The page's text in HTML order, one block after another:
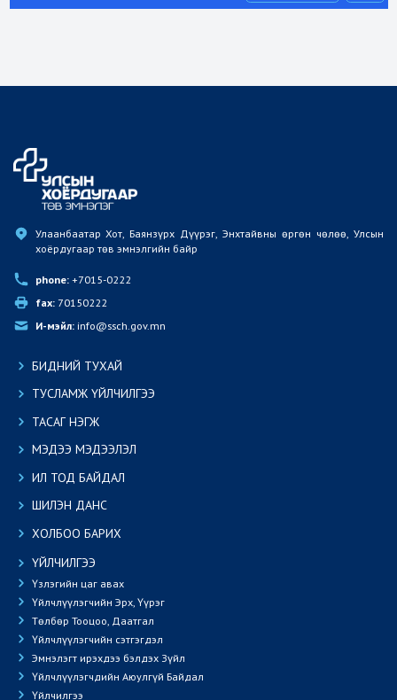
Улаанбаатар Хот, Баянзүрх Дүүрэг, Энхтайвны өргөн чөлөө, Улсын
хоёрдугаар төв эмнэлгийн байр
phone: +7015-0222
fax: 70150222
И-мэйл: info@ssch.gov.mn
БИДНИЙ ТУХАЙ
ТУСЛАМЖ ҮЙЛЧИЛГЭЭ
ТАСАГ НЭГЖ
МЭДЭЭ МЭДЭЭЛЭЛ
ИЛ ТОД БАЙДАЛ
ШИЛЭН ДАНС
ХОЛБОО БАРИХ
ҮЙЛЧИЛГЭЭ
Үзлэгийн цаг авах
Үйлчлүүлэгчийн Эрх, Үүрэг
Төлбөр Тооцоо, Даатгал
Үйлчлүүлэгчийн сэтгэгдэл
Эмнэлэгт ирэхдээ бэлдэх Зүйл
Үйлчлүүлэгчдийн Аюулгүй Байдал
Үйлчилгээ